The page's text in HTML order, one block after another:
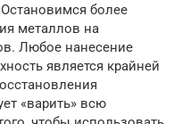
более
металлов на
Любое нанесение
является крайней
«варить» всю